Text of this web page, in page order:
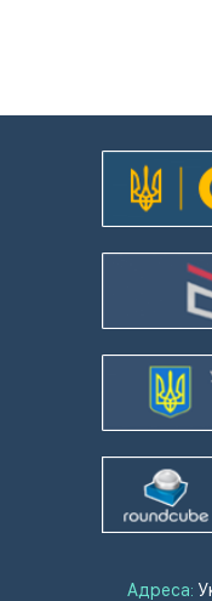
Адреса: